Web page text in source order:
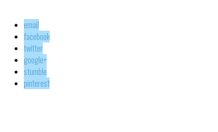
email
facebook
twitter
google+
stumble
pinterest